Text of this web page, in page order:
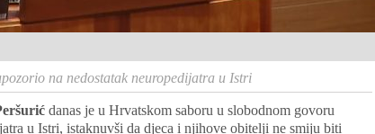
na nedostatak neuropedijatra u Istri
danas je u Hrvatskom saboru u slobodnom govoru
u Istri, istaknuvši da djeca i njihove obitelji ne smiju biti